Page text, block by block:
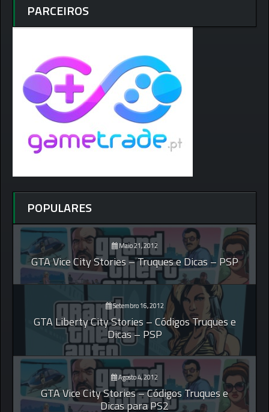
PARCEIROS
POPULARES
Maio 21, 2012
GTA Vice City Stories – Truques e Dicas – PSP
Setembro 16, 2012
GTA Liberty City Stories – Códigos Truques e
Dicas – PSP
Agosto 4, 2012
GTA Vice City Stories – Códigos Truques e
Dicas para PS2